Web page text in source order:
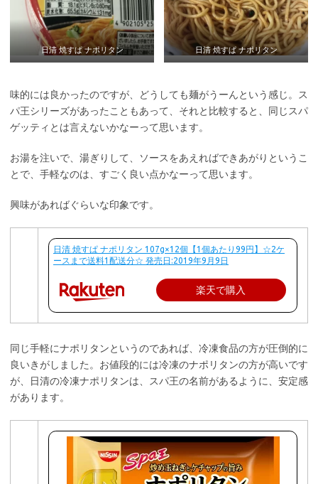
日清 焼すぱ ナポリタン 日清 焼すぱ ナポリタン
味的には良かったのですが、どうしても麺がうーんという感じ。ス
パ王シリーズがあったこともあって、それと比較すると、同じスパ
ゲッティとは言えないかなーって思います。
お湯を注いで、湯ぎりして、ソースをあえればできあがりというこ
とで、手軽なのは、すごく良い点かなーって思います。
興味があればぐらいな印象です。
日清 焼すぱ ナポリタン 107g×12個【1個あたり99円】☆2ケ
ースまで送料1配送分☆ 発売日:2019年9月9日
楽天で購入
同じ手軽にナポリタンというのであれば、冷凍食品の方が圧倒的に
良いきがしました。お値段的には冷凍のナポリタンの方が高いです
が、日清の冷凍ナポリタンは、スパ王の名前があるように、安定感
があります。